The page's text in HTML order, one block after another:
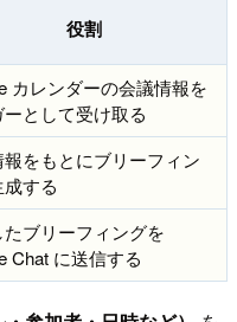
役割
カレンダーの会議情報を
ーとして受け取る
をもとにブリーフィン
する
ブリーフィングを
Chat に送信する